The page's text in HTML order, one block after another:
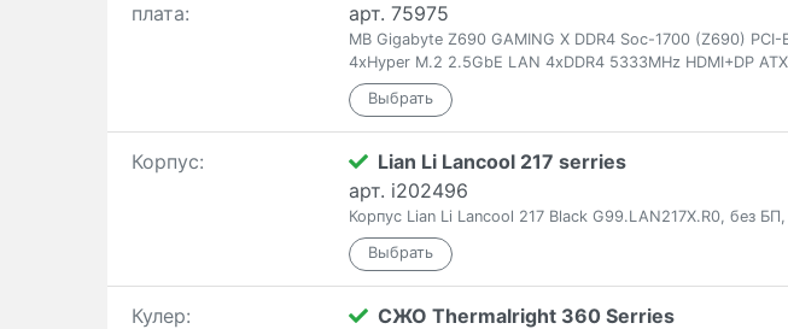
плата:
арт. 75975
MB Gigabyte Z690 GAMING X DDR4 Soc-1700 (Z690)
4xHyper M.2 2.5GbE LAN 4xDDR4 5333MHz HDMI+DP
Корпус:
Lian Li Lancool 217 serries
арт. i202496
Корпус Lian Li Lancool 217 Black G99.LAN217X.R0, без БП,
Кулер:
СЖО Thermalright 360 Serries